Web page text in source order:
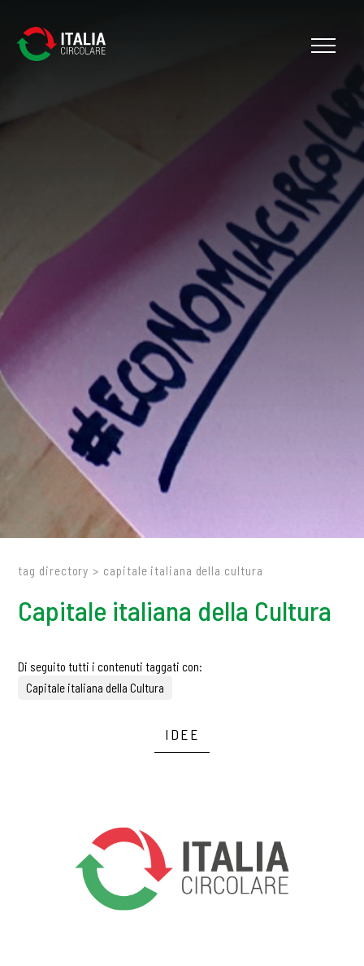
tag directory > capitale italiana della cultura
Capitale italiana della Cultura
Di seguito tutti i contenuti taggati con:
Capitale italiana della Cultura
IDEE